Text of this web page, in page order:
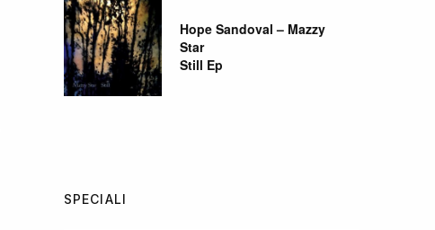
Hope Sandoval – Mazzy
Star
Still Ep
SPECIALI